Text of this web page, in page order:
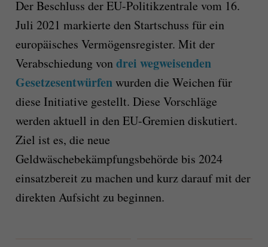
Der Beschluss der EU-Politikzentrale vom 16.
Juli 2021 markierte den Startschuss für ein
europäisches Vermögensregister. Mit der
Verabschiedung vondrei wegweisenden
Gesetzesentwürfenwurden die Weichen für
diese Initiative gestellt. Diese Vorschläge
werden aktuell in den EU-Gremien diskutiert.
Ziel ist es, die neue
Geldwäschebekämpfungsbehörde bis 2024
einsatzbereit zu machen und kurz darauf mit der
direkten Aufsicht zu beginnen.